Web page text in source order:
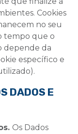
Cookies
no seu
tempo que o
depende da
específico e
DADOS E
Os Dados